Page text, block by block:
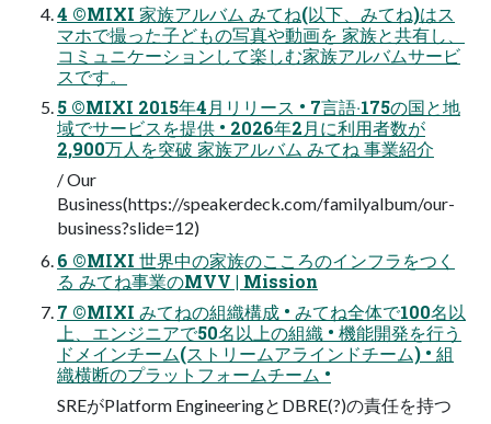
4 ©MIXI 家族アルバム みてね(以下、みてね)はス
マホで撮った⼦どもの写真や動画を 家族と共有し、
コミュニケーションして楽しむ家族アルバムサービ
スです。
5 ©MIXI 2015年4⽉リリース • 7⾔語‧175の国と地
域でサービスを提供 • 2026年2⽉に利⽤者数が
2,900万⼈を突破 家族アルバム みてね 事業紹介
/ Our
Business(https://speakerdeck.com/familyalbum/our-
business?slide=12)
6 ©MIXI 世界中の家族のこころのインフラをつく
る みてね事業のMVV | Mission
7 ©MIXI みてねの組織構成 • みてね全体で100名以
上、エンジニアで50名以上の組織 • 機能開発を⾏う
ドメインチーム(ストリームアラインドチーム) • 組
織横断のプラットフォームチーム •
SREがPlatform EngineeringとDBRE(?)の責任を持つ